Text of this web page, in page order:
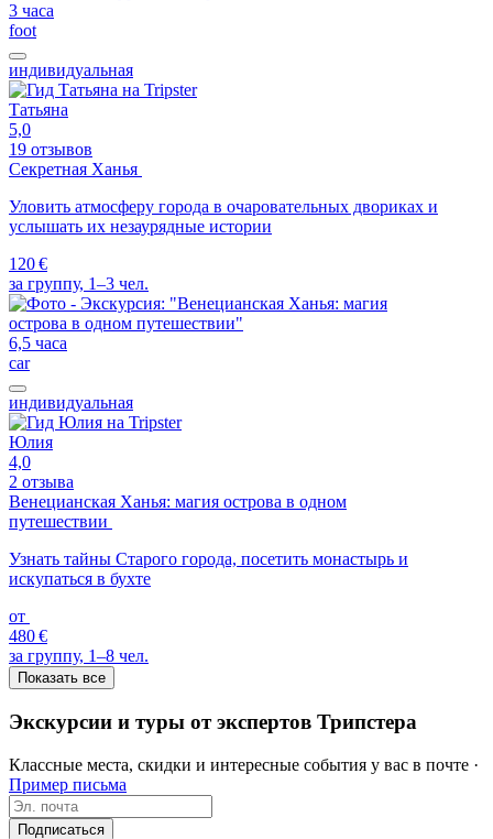
3 часа
foot
индивидуальная
Татьяна
5,0
19 отзывов
Секретная Ханья
Уловить атмосферу города в очаровательных двориках и
услышать их незаурядные истории
120 €
за группу, 1–3 чел.
6,5 часа
car
индивидуальная
Юлия
4,0
2 отзыва
Венецианская Ханья: магия острова в одном
путешествии
Узнать тайны Старого города, посетить монастырь и
искупаться в бухте
от
480 €
за группу, 1–8 чел.
Показать все
Экскурсии и туры от экспертов Трипстера
Классные места, скидки и интересные события у вас в почте ·
Пример письма
Подписаться